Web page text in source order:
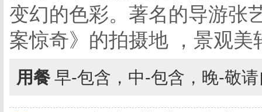
变幻的色彩。著名的导游张
案惊奇》的拍摄地 ，景观
用餐 早-包含，中-包含，晚-敬